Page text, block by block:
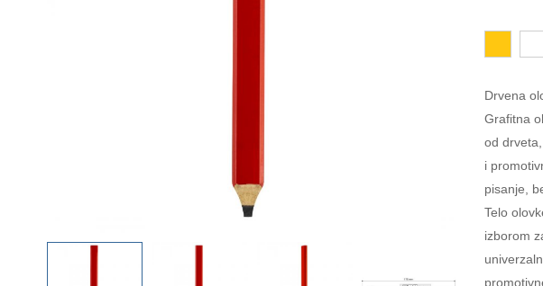
Drvena
Grafitna
od
i
pisanje,
Telo
izborom